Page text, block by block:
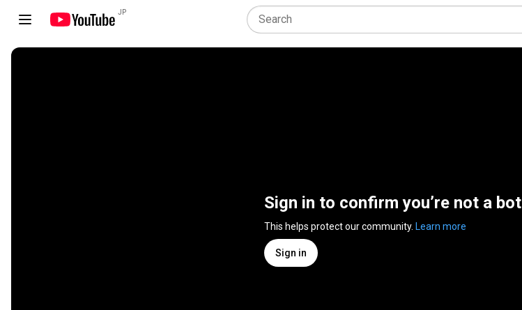
JP
Sign in to confirm you’re not a bot
This helps protect our community. Learn more
Sign in